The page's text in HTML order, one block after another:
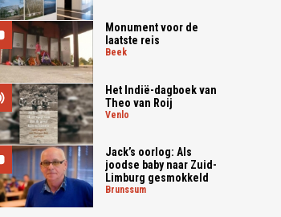
Monument voor de
laatste reis
beek
Het Indië-dagboek van
Theo van Roij
venlo
Jack’s oorlog: Als
joodse baby naar Zuid-
Limburg gesmokkeld
brunssum